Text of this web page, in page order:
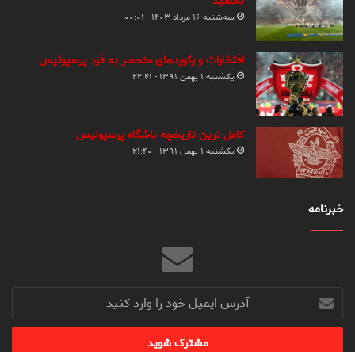
سه‌شنبه ۱۶ مرداد ۱۴۰۳ - ۰۰:۰۱
افتخارات و رکوردهای منحصر به فرد پرسپولیس
یکشنبه ۱ بهمن ۱۳۹۱ - ۲۲:۴۱
کامل ترین تاریخچه باشگاه پرسپولیس
یکشنبه ۱ بهمن ۱۳۹۱ - ۲۱:۴۰
خبرنامه
آدرس
ایمیل
خود